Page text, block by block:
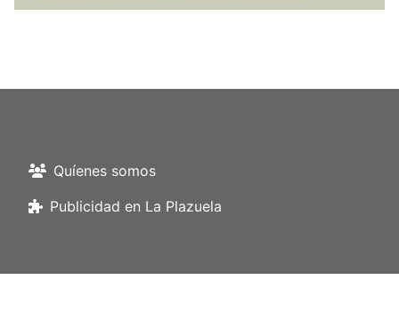
Quíenes somos
Publicidad en La Plazuela